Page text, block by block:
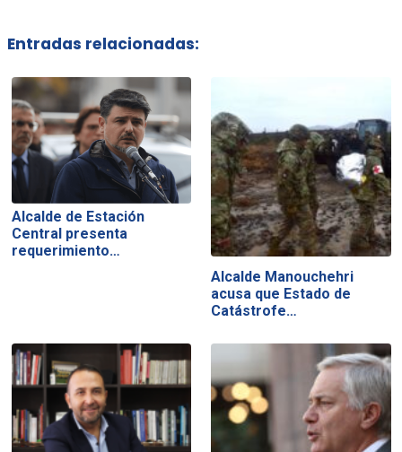
Entradas relacionadas:
Alcalde de Estación
Central presenta
requerimiento…
Alcalde Manouchehri
acusa que Estado de
Catástrofe…